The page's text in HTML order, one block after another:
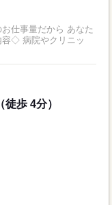
仕事量だから あなた
歩 4分）